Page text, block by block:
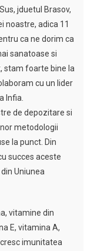
jduetul Brasov,
noastre, adica 11
ca ne dorim ca
sanatoase si
stam foarte bine la
cu un lider
Infia.
de depozitare si
metodologii
la punct. Din
succes aceste
Uniunea
vitamine din
E, vitamina A,
imunitatea